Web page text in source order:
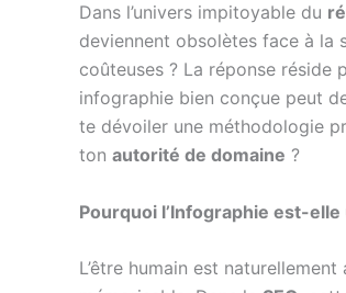
Dans l’univers impitoyable du
deviennent obsolètes face à la
coûteuses ? La réponse réside
infographie bien conçue peut
te dévoiler une méthodologie
ton autorité de domaine ?
Pourquoi l’Infographie est-
L’être humain est